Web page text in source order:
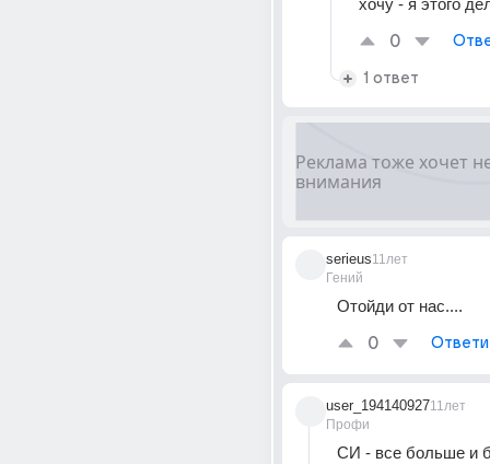
хочу - я этого
0
1 ответ
serieus
Гений
11лет
Отойди от нас....
0
user_194140927
Профи
11лет
СИ - все больше и